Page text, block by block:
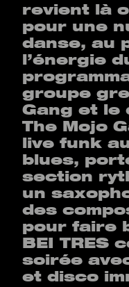
revient là
pour une
danse, au
l’énergie
groupe
Gang et le
The Mojo
live funk
blues,
section
un
des
pour faire
BEI TRES
soirée
et disco